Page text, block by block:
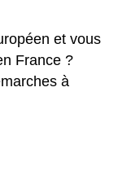
et vous
France ?
à